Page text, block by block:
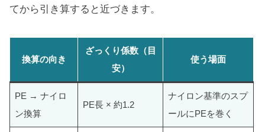
てから引き算すると近づきます。
換算の向き
ざっくり係数（目
安）
使う場面
PE → ナイロ
ン換算
PE長 × 約1.2
ナイロン基準のスプ
ールにPEを巻く